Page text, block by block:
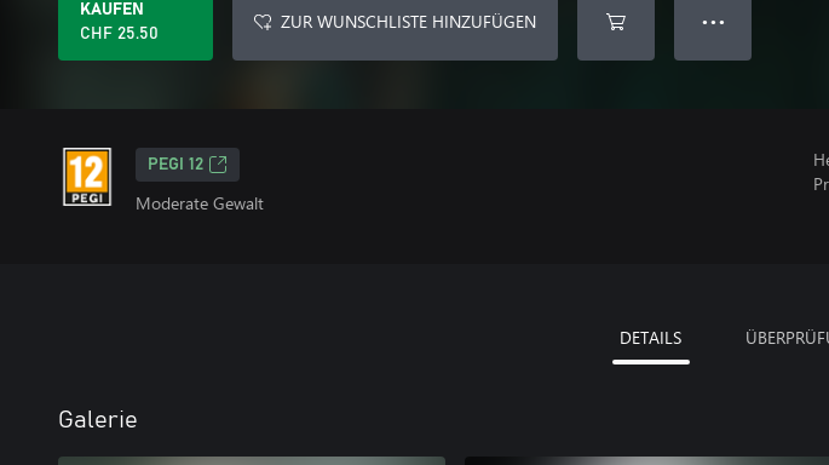
KAUFEN
CHF 25.50
ZUR WUNSCHLISTE HINZUFÜGEN ● ● ●
PEGI 12
Moderate Gewalt
DETAILS
Galerie